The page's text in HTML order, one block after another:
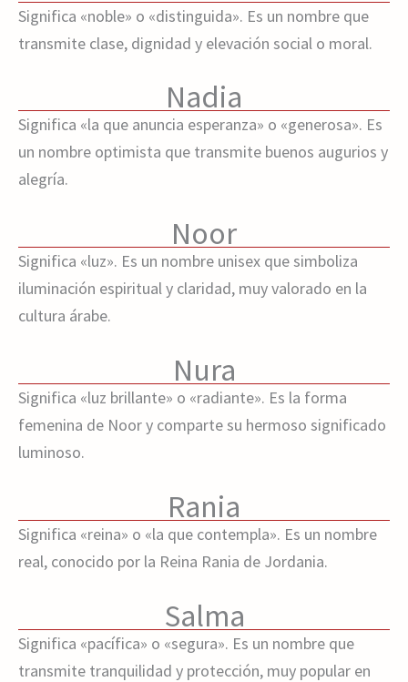
Significa «noble» o «distinguida». Es un nombre que
transmite clase, dignidad y elevación social o moral.
Nadia
Significa «la que anuncia esperanza» o «generosa». Es
un nombre optimista que transmite buenos augurios y
alegría.
Noor
Significa «luz». Es un nombre unisex que simboliza
iluminación espiritual y claridad, muy valorado en la
cultura árabe.
Nura
Significa «luz brillante» o «radiante». Es la forma
femenina de Noor y comparte su hermoso significado
luminoso.
Rania
Significa «reina» o «la que contempla». Es un nombre
real, conocido por la Reina Rania de Jordania.
Salma
Significa «pacífica» o «segura». Es un nombre que
transmite tranquilidad y protección, muy popular en